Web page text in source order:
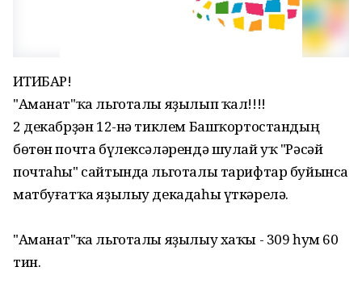
ИҒТИБАР!
"Аманат"ҡа льготалы яҙылып ҡал!!!!
2 декабрҙән 12-нә тиклем Башҡортостандың
бөтөн почта бүлексәләрендә шулай уҡ "Рәсәй
почтаһы" сайтында льготалы тарифтар буйынса
матбуғатҡа яҙылыу декадаһы үткәрелә.
"Аманат"ҡа льготалы яҙылыу хаҡы - 309 һум 60
тин.